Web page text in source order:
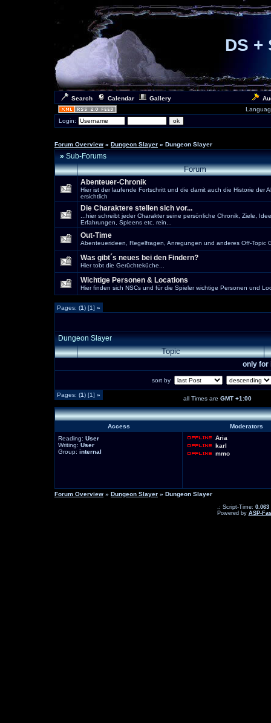
DS +
Search Calendar Gallery
Login:
Forum Overview » Dungeon Slayer » Dungeon Slayer
»Sub-Forums
Forum
Abenteuer-Chronik
Hier ist der laufende Fortschritt und die damit auch die Historie der
ersichtlich
Die Charaktere stellen sich vor...
...hier schreibt jeder Charakter seine persönliche Chronik, Ziele,
Erfahrungen, Spleens etc. rein...
Out-Time
Abenteuerideen, Regelfragen, Anregungen und anderes Off-Topic
Was gibt´s neues bei den Findern?
Hier tobt die Gerüchteküche...
Wichtige Personen & Locations
Hier finden sich NSCs und für die Spieler wichtige Personen und
Pages: (1) [1] »
Dungeon Slayer
Topic
only for
sort by
Pages: (1) [1] »
all Times are GMT +1:00
Access
Moderators
Reading: User
Writing: User
Group: internal
Aria
karl
mmo
Forum Overview » Dungeon Slayer » Dungeon Slayer
.: Script-Time: 0.063
Powered by ASP-